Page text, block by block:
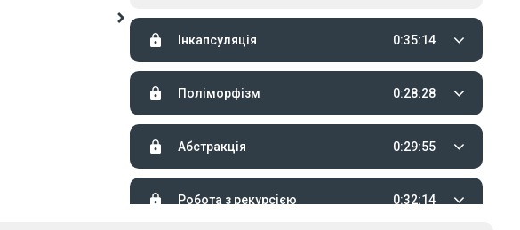
Інкапсуляція 0:35:14
Поліморфізм 0:28:28
Абстракція 0:29:55
Робота з рекурсією 0:32:14